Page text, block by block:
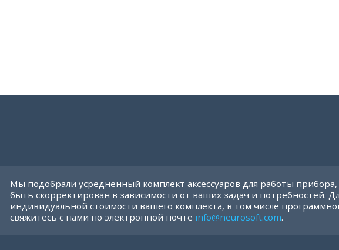
Мы подобрали усредненный комплект аксессуаров для работы
быть скорректирован в зависимости от ваших задач и потребностей.
индивидуальной стоимости вашего комплекта, в том числе
свяжитесь с нами по электронной почте info@neurosoft.com.